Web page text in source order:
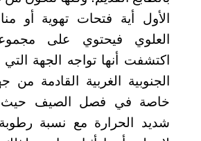
الأول أية فتحات تهوية أو
العلوي فيحتوي على
اكتشفت أنها تواجه الجهة التي
الجنوبية الغربية القادمة من
خاصة في فصل الصيف
شديد الحرارة مع نسبة